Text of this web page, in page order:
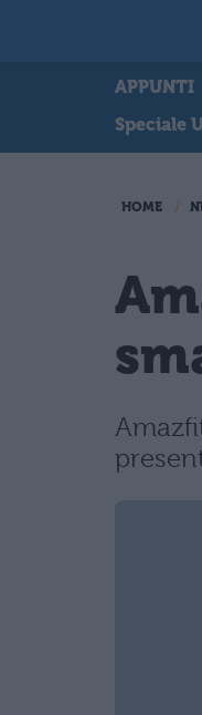
APPUNTI
Speciale
HOME